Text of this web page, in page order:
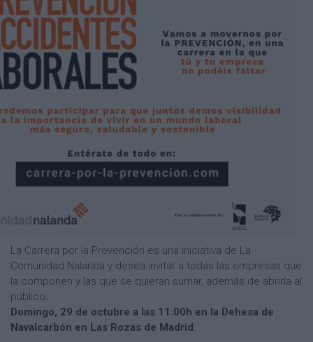
La Carrera por la Prevención es una iniciativa de La
Comunidad Nalanda y desea invitar a todas las empresas que
la componen y las que se quieran sumar, además de abrirla al
público.
Domingo, 29 de octubre a las 11:00h en la Dehesa de
Navalcarbón en Las Rozas de Madrid.